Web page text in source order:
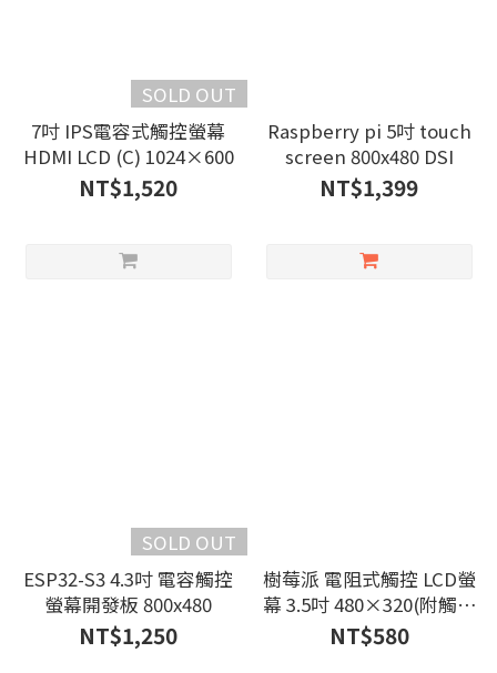
SOLD OUT
7吋 IPS電容式觸控螢幕
HDMI LCD (C) 1024×600
NT$1,520
Raspberry pi 5吋 touch
screen 800x480 DSI
NT$1,399
SOLD OUT
ESP32-S3 4.3吋 電容觸控
螢幕開發板 800x480
NT$1,250
樹莓派 電阻式觸控 LCD螢
幕 3.5吋 480×320(附觸控
筆)
NT$580